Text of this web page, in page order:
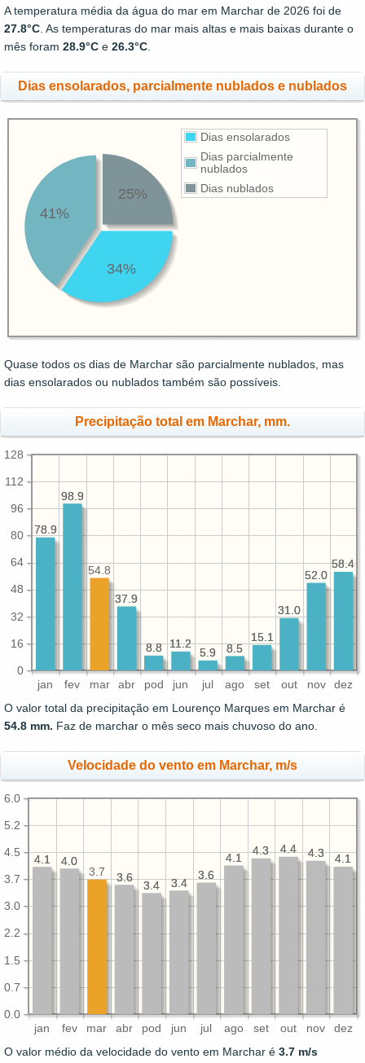
A temperatura média da água do mar em Marchar de 2026 foi de
27.8°C. As temperaturas do mar mais altas e mais baixas durante o
mês foram 28.9°C e 26.3°C.
Dias ensolarados, parcialmente nublados e nublados
Dias ensolarados
Dias parcialmente
nublados
Dias nublados
34%
41%
25%
Quase todos os dias de Marchar são parcialmente nublados, mas
dias ensolarados ou nublados também são possíveis.
Precipitação total em Marchar, mm.
jan fev mar abr pod jun jul ago set out nov dez
0
16
32
48
64
80
96
112
128
58.4
52.0
31.0
15.1
8.5
5.9
11.2
8.8
37.9
98.9
78.9
58.4
52.0
31.0
15.1
8.5
5.9
11.2
8.8
37.9
54.8
98.9
78.9
O valor total da precipitação em Lourenço Marques em Marchar é
54.8 mm. Faz de marchar o mês seco mais chuvoso do ano.
Velocidade do vento em Marchar, m/s
jan fev mar abr pod jun jul ago set out nov dez
0.0
0.7
1.5
2.2
3.0
3.7
4.5
5.2
6.0
4.1
4.3
4.4
4.3
4.1
3.6
3.4
3.4
3.6
4.0
4.1 4.1
4.3
4.4
4.3
4.1
3.6
3.4
3.4
3.6
3.7
4.0
4.1
O valor médio da velocidade do vento em Marchar é 3.7 m/s